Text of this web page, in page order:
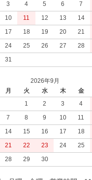
3 4 5 6 7
10 11 12 13 14
17 18 19 20 21
24 25 26 27 28
31
2026年9月
月 火 水 木 金
1
2 3 4
7 8 9 10 11
14 15 16 17 18
21 22 23 24 25
28 29 30